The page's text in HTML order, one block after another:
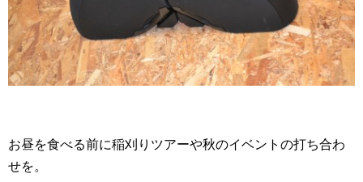
お昼を食べる前に稲刈りツアーや秋のイベントの打ち合わ
せを。